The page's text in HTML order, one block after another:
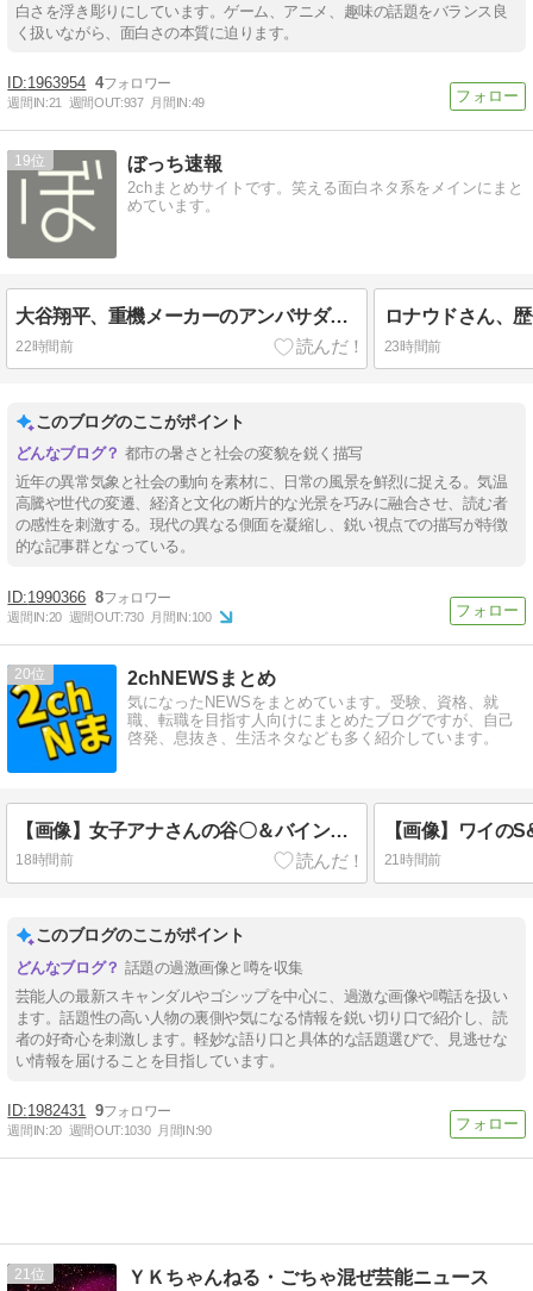
白さを浮き彫りにしています。ゲーム、アニメ、趣味の話題をバランス良
く扱いながら、面白さの本質に迫ります。
1963954 4
週間IN:21 週間OUT:937 月間IN:49
19 ぼっち速報
2chまとめサイトです。笑える面白ネタ系をメインにまと
めています。
大谷翔平、重機メーカーのアンバサダーに就任
22時間前 23時間前
このブログのここがポイント
都市の暑さと社会の変貌を鋭く描写
近年の異常気象と社会の動向を素材に、日常の風景を鮮烈に捉える。気温
高騰や世代の変遷、経済と文化の断片的な光景を巧みに融合させ、読む者
の感性を刺激する。現代の異なる側面を凝縮し、鋭い視点での描写が特徴
的な記事群となっている。
1990366 8
週間IN:20 週間OUT:730 月間IN:100
20 2chNEWSまとめ
気になったNEWSをまとめています。受験、資格、就
職、転職を目指す人向けにまとめたブログですが、自己
啓発、息抜き、生活ネタなども多く紹介しています。
【画像】女子アナさんの谷〇＆バインすごいｗｗｗｗ
18時間前
【画像】ワイの
21時間前
このブログのここがポイント
話題の過激画像と噂を収集
芸能人の最新スキャンダルやゴシップを中心に、過激な画像や噂話を扱い
ます。話題性の高い人物の裏側や気になる情報を鋭い切り口で紹介し、読
者の好奇心を刺激します。軽妙な語り口と具体的な話題選びで、見逃せな
い情報を届けることを目指しています。
1982431 9
週間IN:20 週間OUT:1030 月間IN:90
21 ＹＫちゃんねる・ごちゃ混ぜ芸能ニュース